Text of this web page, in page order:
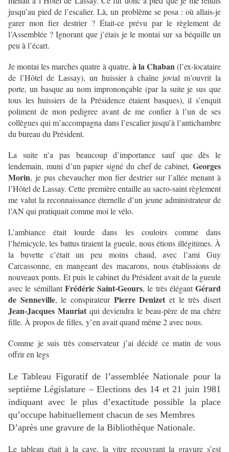
jusqu’au pied de l’escalier. Là, un problème se posa : où allais-je
garer mon fier destrier ? Était-ce prévu par le règlement de
l’Assemblée ? Ignorant que j’étais je le montai sur sa béquille un
peu à l’écart.
Je montai les marches quatre à quatre, à la Chaban (l’ex-locataire
de l’Hôtel de Lassay), un huissier à chaîne jovial m’ouvrit la
porte, un basque au nom imprononçable (par la suite je sus que
tous les huissiers de la Présidence étaient basques), il s’enquit
poliment de mon pedigree avant de me confier à l’un de ses
collègues qui m’accompagna dans l’escalier jusqu’à l’antichambre
du bureau du Président.
La suite n’a pas beaucoup d’importance sauf que dès le
lendemain, muni d’un papier signé du chef de cabinet, Georges
Morin, je pus chevaucher mon fier destrier sur l’allée menant à
l’Hôtel de Lassay. Cette première entaille au sacro-saint règlement
me valut la reconnaissance éternelle d’un jeune administrateur de
l’AN qui pratiquait comme moi le vélo.
L’ambiance était lourde dans les couloirs comme dans
l’hémicycle, les battus tiraient la gueule, nous étions illégitimes. À
la buvette c’était un peu moins chaud, avec l’ami Guy
Carcassonne, en mangeant des macarons, nous établissions de
nouveaux ponts. Et puis le cabinet du Président avait de la gueule
avec le sémillantFrédéric Saint-Geours, le très élégantGérard
de Senneville, le conspirateur Pierre Denizet et le très disert
Jean-Jacques Mauriatqui deviendra le beau-père de ma chère
fille. À propos de filles, y’en avait quand même 2 avec nous.
Comme je suis très conservateur j’ai décidé ce matin de vous
offrir en legs
Le Tableau Figuratif de l’assemblée Nationale pour la
septième Législature – Elections des 14 et 21 juin 1981
indiquant avec le plus d’exactitude possible la place
qu’occupe habituellement chacun de ses Membres
D’après une gravure de la Bibliothèque Nationale.
Le tableau était à la cave, la vitre recouvrant la gravure s’est